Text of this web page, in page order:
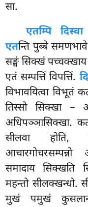
सा.
एतम्पि
एतन्ति पुब्बे
सङ्घं सिक्खं पच्चक्खाय
एतं सम्पत्तिंविपत्तिं.
विभावयित्वा विभूतं
तिस्सो सिक्खा –
अधिपञ्ञासिक्खा.
सीलवा होति,
समादाय सिक्खति
महन्तो सीलक्खन्धो.
मुखं पमुखं कुसलानं